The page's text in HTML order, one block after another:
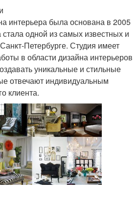
интерьера была основана в 2005
стала одной из самых известных и
Петербурге. Студия имеет
в области дизайна интерьеров
уникальные и стильные
отвечают индивидуальным
клиента.